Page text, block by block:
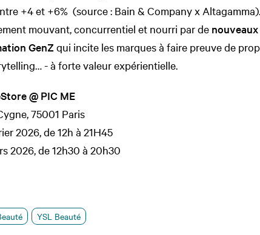
+4 et +6% (source : Bain & Company x
mouvant, concurrentiel et nourri par de
GenZ qui incite les marques à faire preuve de
- à forte valeur expérientielle.
@ PIC ME
75001 Paris
2026, de 12h à 21H45
2026, de 12h30 à 20h30
YSL Beauté